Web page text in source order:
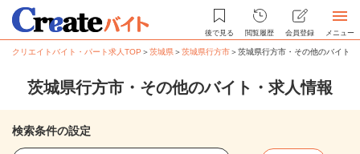
後で見る 閲覧履歴 会員登録 メニュー
クリエイトバイト・パート求人TOP ＞茨城県＞茨城県行方市＞茨城県行方市・その他のバイト
茨城県行方市・その他のバイト・求人情報
検索条件の設定